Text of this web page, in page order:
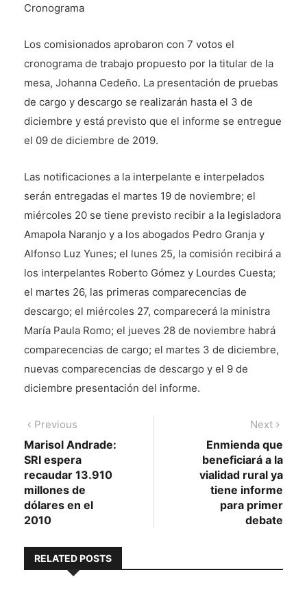
Cronograma
Los comisionados aprobaron con 7 votos el
cronograma de trabajo propuesto por la titular de la
mesa, Johanna Cedeño. La presentación de pruebas
de cargo y descargo se realizarán hasta el 3 de
diciembre y está previsto que el informe se entregue
el 09 de diciembre de 2019.
Las notificaciones a la interpelante e interpelados
serán entregadas el martes 19 de noviembre; el
miércoles 20 se tiene previsto recibir a la legisladora
Amapola Naranjo y a los abogados Pedro Granja y
Alfonso Luz Yunes; el lunes 25, la comisión recibirá a
los interpelantes Roberto Gómez y Lourdes Cuesta;
el martes 26, las primeras comparecencias de
descargo; el miércoles 27, comparecerá la ministra
María Paula Romo; el jueves 28 de noviembre habrá
comparecencias de cargo; el martes 3 de diciembre,
nuevas comparecencias de descargo y el 9 de
diciembre presentación del informe.
Navegación
de
entradas
Previous
post:
Marisol Andrade:
SRI espera
recaudar 13.910
millones de
dólares en el
2010
Next
Enmienda que
beneficiará a la
vialidad rural ya
tiene informe
para primer
debate
RELATED POSTS